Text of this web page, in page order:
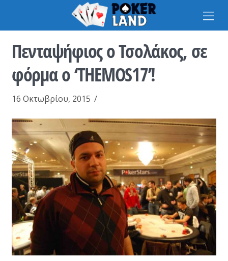
Πενταψήφιος ο Τσολάκος, σε
φόρμα ο ‘THEMOS17’!
16 Οκτωβρίου, 2015